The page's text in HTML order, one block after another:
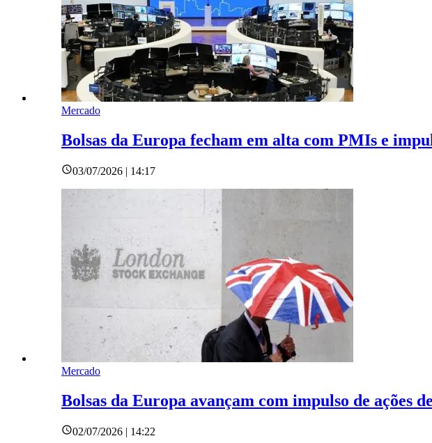
Mercado
Bolsas da Europa fecham em alta com PMIs e
03/07/2026 | 14:17
Mercado
Bolsas da Europa avançam com impulso de ações
02/07/2026 | 14:22